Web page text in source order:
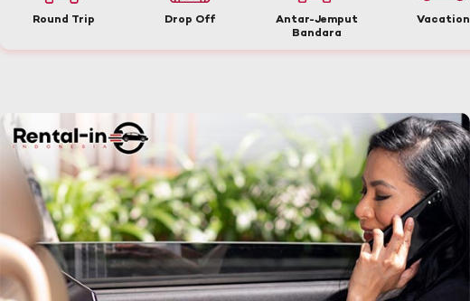
Round Trip Drop Off
Antar-Jemput
Bandara
Vacation